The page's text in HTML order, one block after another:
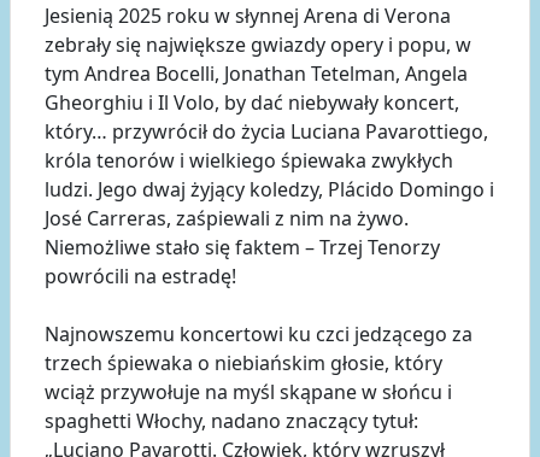
Jesienią 2025 roku w słynnej Arena di Verona
zebrały się największe gwiazdy opery i popu, w
tym Andrea Bocelli, Jonathan Tetelman, Angela
Gheorghiu i Il Volo, by dać niebywały koncert,
który… przywrócił do życia Luciana Pavarottiego,
króla tenorów i wielkiego śpiewaka zwykłych
ludzi. Jego dwaj żyjący koledzy, Plácido Domingo i
José Carreras, zaśpiewali z nim na żywo.
Niemożliwe stało się faktem – Trzej Tenorzy
powrócili na estradę!
Najnowszemu koncertowi ku czci jedzącego za
trzech śpiewaka o niebiańskim głosie, który
wciąż przywołuje na myśl skąpane w słońcu i
spaghetti Włochy, nadano znaczący tytuł:
„Luciano Pavarotti. Człowiek, który wzruszył